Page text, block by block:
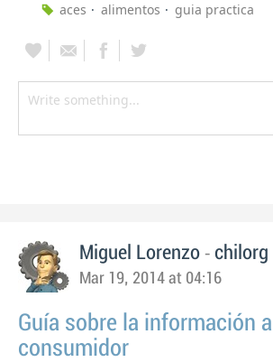
aces
alimentos guia practica
Miguel Lorenzo - chilorg
Mar 19, 2014 at 04:16
Guía sobre la información
consumidor